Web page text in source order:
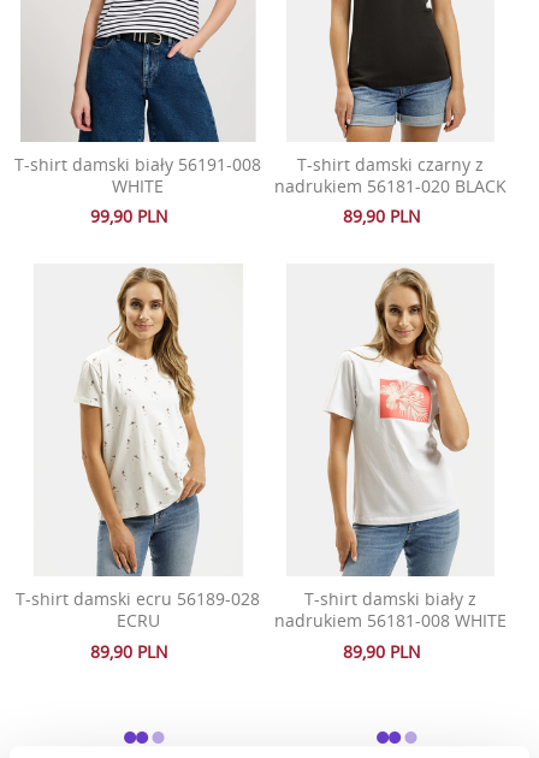
T-shirt damski biały 56191-008
WHITE
99,90 PLN
T-shirt damski czarny z
nadrukiem 56181-020 BLACK
89,90 PLN
T-shirt damski ecru 56189-028
ECRU
89,90 PLN
T-shirt damski biały z
nadrukiem 56181-008 WHITE
89,90 PLN